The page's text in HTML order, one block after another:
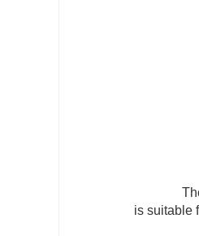
is suitable